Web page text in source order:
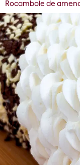
Rocambole de